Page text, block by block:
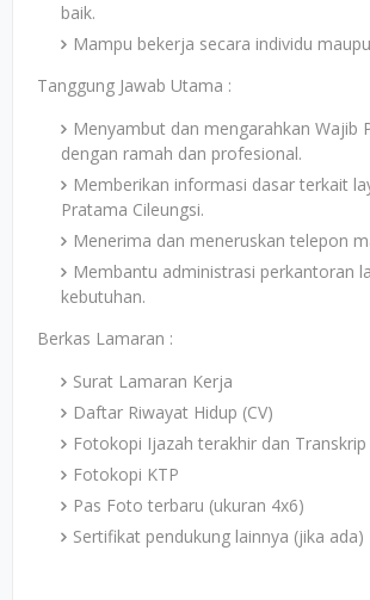
baik.
Mampu bekerja secara individu
Tanggung Jawab Utama :
Menyambut dan mengarahkan Wajib
dengan ramah dan profesional.
Memberikan informasi dasar terkait
Pratama Cileungsi.
Menerima dan meneruskan telepon
Membantu administrasi perkantoran
kebutuhan.
Berkas Lamaran :
Surat Lamaran Kerja
Daftar Riwayat Hidup (CV)
Fotokopi Ijazah terakhir dan Transkrip
Fotokopi KTP
Pas Foto terbaru (ukuran 4x6)
Sertifikat pendukung lainnya (jika ada)